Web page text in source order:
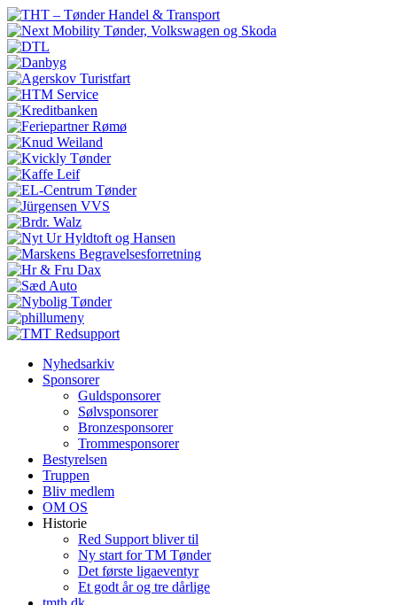
Nyhedsarkiv
Sponsorer
Guldsponsorer
Sølvsponsorer
Bronzesponsorer
Trommesponsorer
Bestyrelsen
Truppen
Bliv medlem
OM OS
Historie
Red Support bliver til
Ny start for TM Tønder
Det første ligaeventyr
Et godt år og tre dårlige